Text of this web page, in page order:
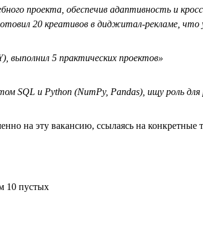
проекта, обеспечив адаптивность и
20 креативов в диджитал-рекламе, что
выполнил 5 практических проектов»
SQL и Python (NumPy, Pandas), ищу роль для
на эту вакансию, ссылаясь на
10 пустых